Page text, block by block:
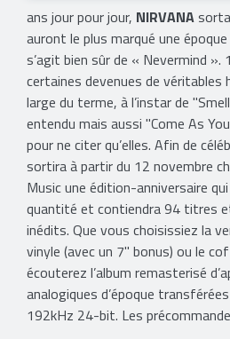
ans jour pour jour, NIRVANA
auront le plus marqué une
s’agit bien sûr de « Nevermind
certaines devenues de véritables
large du terme, à l’instar de
entendu mais aussi "Come As
pour ne citer qu’elles. Afin de
sortira à partir du 12 novembre
Music une édition-anniversaire
quantité et contiendra 94 titres
inédits. Que vous choisissiez la
vinyle (avec un 7" bonus) ou le
écouterez l’album remasterisé
analogiques d’époque
192kHz 24-bit. Les